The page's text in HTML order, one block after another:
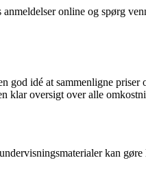
online og spørg
idé at sammenligne
klar oversigt over alle
kan